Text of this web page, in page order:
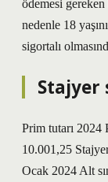
ödemesi
nedenle 18
sigortalı
Stajyer
Prim tutarı 2024
10.001,25
Ocak 2024 Alt